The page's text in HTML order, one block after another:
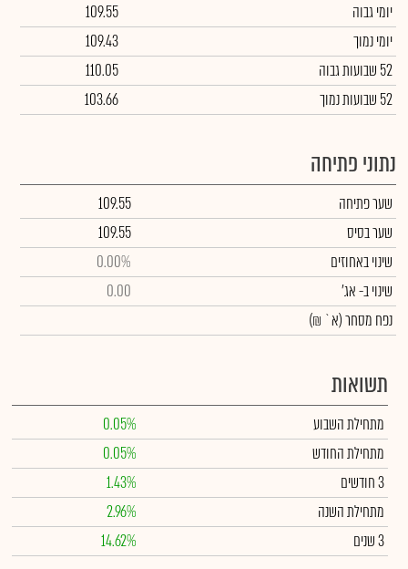
יומי גבוה
109.55
יומי נמוך
109.43
52 שבועות גבוה
110.05
52 שבועות נמוך
103.66
נתוני פתיחה
שער פתיחה
109.55
שער בסיס
109.55
שינוי באחוזים
0.00%
שינויב- אג'
0.00
נפח מסחר(א` ₪)
תשואות
מתחילת השבוע
0.05%
מתחילת החודש
0.05%
3 חודשים
1.43%
מתחילת השנה
2.96%
3 שנים
14.62%